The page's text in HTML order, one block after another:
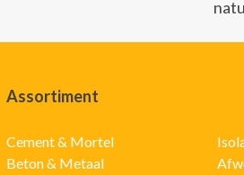
Assortiment
Cement & Mortel
Beton & Metaal